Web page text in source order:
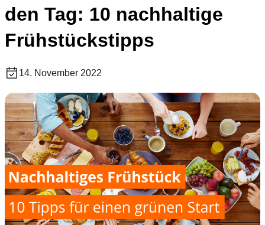
den Tag: 10 nachhaltige
Frühstückstipps
14. November 2022